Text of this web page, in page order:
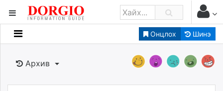
Онцлох Шинэ
Мэдээллийн
Банк санхүү
Бизнес ААН
Архив